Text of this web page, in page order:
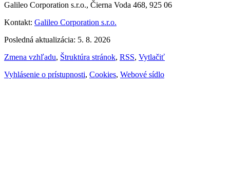
Galileo Corporation s.r.o., Čierna Voda 468, 925 06
Kontakt: Galileo Corporation s.r.o.
Posledná aktualizácia: 5. 8. 2026
Zmena vzhľadu, Štruktúra stránok, RSS, Vytlačiť
Vyhlásenie o prístupnosti, Cookies, Webové sídlo